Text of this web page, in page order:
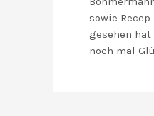
sowie Recep
gesehen hat
noch mal